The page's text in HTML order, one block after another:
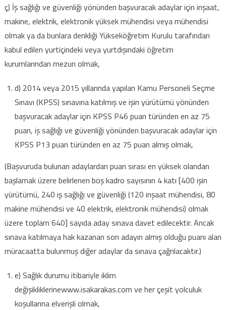
ç) İş sağlığı ve güvenliği yönünden başvuracak adaylar için inşaat,
makine, elektrik, elektronik yüksek mühendisi veya mühendisi
olmak ya da bunlara denkliği Yükseköğretim Kurulu tarafından
kabul edilen yurtiçindeki veya yurtdışındaki öğretim
kurumlarından mezun olmak,
d) 2014 veya 2015 yıllarında yapılan Kamu Personeli Seçme
Sınavı (KPSS) sınavına katılmış ve işin yürütümü yönünden
başvuracak adaylar için KPSS P46 puan türünden en az 75
puan, iş sağlığı ve güvenliği yönünden başvuracak adaylar için
KPSS P13 puan türünden en az 75 puan almış olmak,
(Başvuruda bulunan adaylardan puan sırası en yüksek olandan
başlamak üzere belirlenen boş kadro sayısının 4 katı [400 işin
yürütümü, 240 iş sağlığı ve güvenliği (120 inşaat mühendisi, 80
makine mühendisi ve 40 elektrik, elektronik mühendisi) olmak
üzere toplam 640] sayıda aday sınava davet edilecektir. Ancak
sınava katılmaya hak kazanan son adayın almış olduğu puanı alan
müracaatta bulunmuş diğer adaylar da sınava çağrılacaktır.)
e) Sağlık durumu itibariyle iklim
değişikliklerinewww.isakarakas.com ve her çeşit yolculuk
koşullarına elverişli olmak,